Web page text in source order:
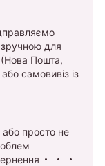
для
Пошта,
самовивіз із
просто не